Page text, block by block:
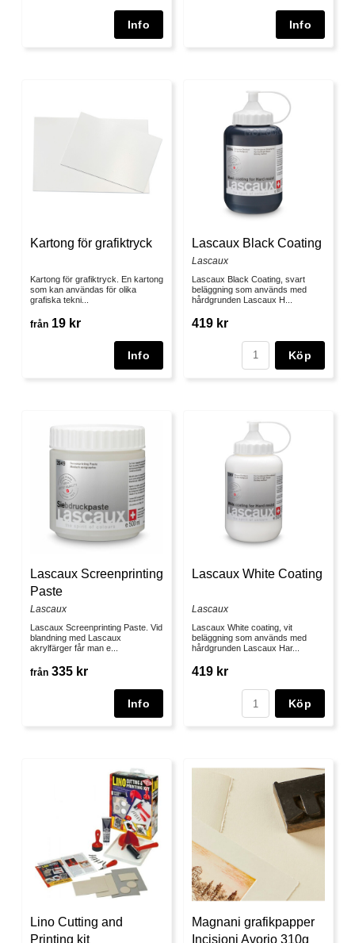
Kartong för grafiktryck
Kartong för grafiktryck. En kartong
som kan användas för olika
grafiska tekni...
från 19 kr
Lascaux Black Coating
Lascaux
Lascaux Black Coating, svart
beläggning som används med
hårdgrunden Lascaux H...
419 kr
Köp
Lascaux Screenprinting
Paste
Lascaux
Lascaux Screenprinting Paste. Vid
blandning med Lascaux
akrylfärger får man e...
från 335 kr
Lascaux White Coating
Lascaux
Lascaux White coating, vit
beläggning som används med
hårdgrunden Lascaux Har...
419 kr
Köp
Lino Cutting and
Printing kit
Magnani grafikpapper
Incisioni Avorio 310g